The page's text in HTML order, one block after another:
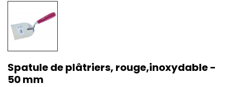
Spatule de plâtriers, rouge,inoxydable -
50 mm